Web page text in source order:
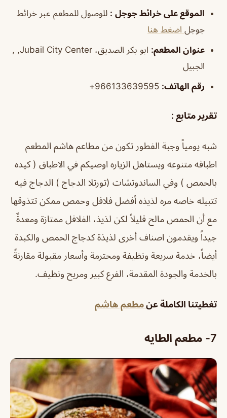
الموقع على خرائط جوجل : للوصول للمطعم عبر خرائط
جوجل اضغط هنا
عنوان المطعم:
ابو بكر الصديق، Jubail City Center, ,
الجبيل
رقم الهاتف:
تقرير متابع :
شبه يومياً وجبة الفطور تكون من مطاعم هاشم المطعم
اطباقه متنوعه ويستاهل الزياره اوصيكم في الاطباق ( كيده
بالحمص ) وفي الساندوتشات (تورتلا الدجاج ) الدجاج فيه
تتبيله خاصه مره لذيذه أفضل فلافل وحمص ممكن تتذوقها
مع أن الحمص مالح قليلاً لكن لذيذ، الفلافل ممتازة ومعدةٌ
جيداً ويقدمون اصناف أخرى لذيذة كدجاج الحمص والكبدة
أيضاً، خدمة سريعة ونظيفة ومحترمة وأسعار مقبولة مقارنةً
بالخدمة والجودة المقدمة، الفرع كبير ومريح ونظيف.
تغطيتنا الكاملة عنمطعم هاشم
7- مطعم الطايه